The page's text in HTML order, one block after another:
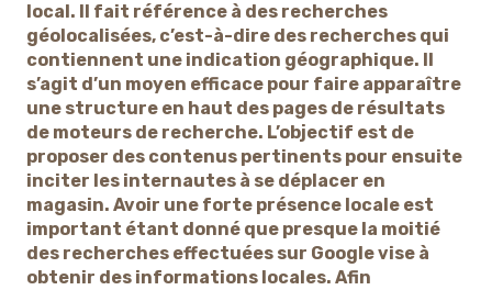
local. Il fait référence à des recherches
géolocalisées, c’est-à-dire des recherches qui
contiennent une indication géographique. Il
s’agit d’un moyen efficace pour faire apparaître
une structure en haut des pages de résultats
de moteurs de recherche. L’objectif est de
proposer des contenus pertinents pour ensuite
inciter les internautes à se déplacer en
magasin. Avoir une forte présence locale est
important étant donné que presque la moitié
des recherches effectuées sur Google vise à
obtenir des informations locales. Afin